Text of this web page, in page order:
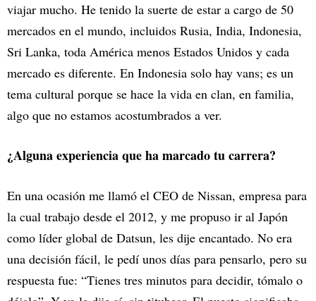
viajar mucho. He tenido la suerte de estar a cargo de 50
mercados en el mundo, incluidos Rusia, India, Indonesia,
Sri Lanka, toda América menos Estados Unidos y cada
mercado es diferente. En Indonesia solo hay vans; es un
tema cultural porque se hace la vida en clan, en familia,
algo que no estamos acostumbrados a ver.
¿Alguna experiencia que ha marcado tu carrera?
En una ocasión me llamó el CEO de Nissan, empresa para
la cual trabajo desde el 2012, y me propuso ir al Japón
como líder global de Datsun, les dije encantado. No era
una decisión fácil, le pedí unos días para pensarlo, pero su
respuesta fue: “Tienes tres minutos para decidir, tómalo o